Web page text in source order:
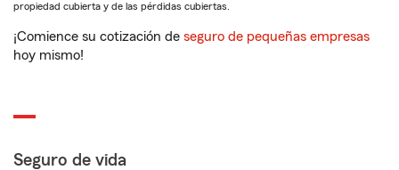
propiedad cubierta y de las pérdidas cubiertas.
¡Comience su cotización de seguro de pequeñas empresas
hoy mismo!
Seguro de vida